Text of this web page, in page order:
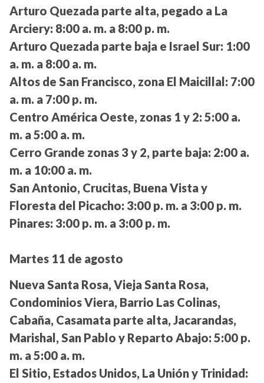
Arturo Quezada parte alta, pegado a La
Arciery: 8:00 a. m. a 8:00 p. m.
Arturo Quezada parte baja e Israel Sur: 1:00
a. m. a 8:00 a. m.
Altos de San Francisco, zona El Maicillal: 7:00
a. m. a 7:00 p. m.
Centro América Oeste, zonas 1 y 2: 5:00 a.
m. a 5:00 a. m.
Cerro Grande zonas 3 y 2, parte baja: 2:00 a.
m. a 10:00 a. m.
San Antonio, Crucitas, Buena Vista y
Floresta del Picacho: 3:00 p. m. a 3:00 p. m.
Pinares: 3:00 p. m. a 3:00 p. m.
Martes 11 de agosto
Nueva Santa Rosa, Vieja Santa Rosa,
Condominios Viera, Barrio Las Colinas,
Cabaña, Casamata parte alta, Jacarandas,
Marishal, San Pablo y Reparto Abajo: 5:00 p.
m. a 5:00 a. m.
El Sitio, Estados Unidos, La Unión y Trinidad: